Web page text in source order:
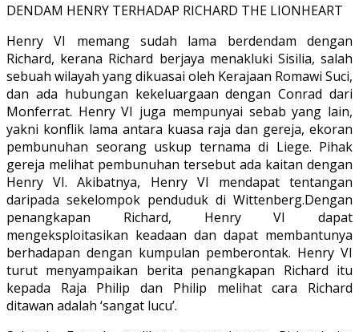
DENDAM HENRY TERHADAP RICHARD THE LIONHEART
Henry VI memang sudah lama berdendam dengan
Richard, kerana Richard berjaya menakluki Sisilia, salah
sebuah wilayah yang dikuasai oleh Kerajaan Romawi Suci,
dan ada hubungan kekeluargaan dengan Conrad dari
Monferrat. Henry VI juga mempunyai sebab yang lain,
yakni konflik lama antara kuasa raja dan gereja, ekoran
pembunuhan seorang uskup ternama di Liege. Pihak
gereja melihat pembunuhan tersebut ada kaitan dengan
Henry VI. Akibatnya, Henry VI mendapat tentangan
daripada sekelompok penduduk di Wittenberg.Dengan
penangkapan Richard, Henry VI dapat
mengeksploitasikan keadaan dan dapat membantunya
berhadapan dengan kumpulan pemberontak. Henry VI
turut menyampaikan berita penangkapan Richard itu
kepada Raja Philip dan Philip melihat cara Richard
ditawan adalah ‘sangat lucu’.